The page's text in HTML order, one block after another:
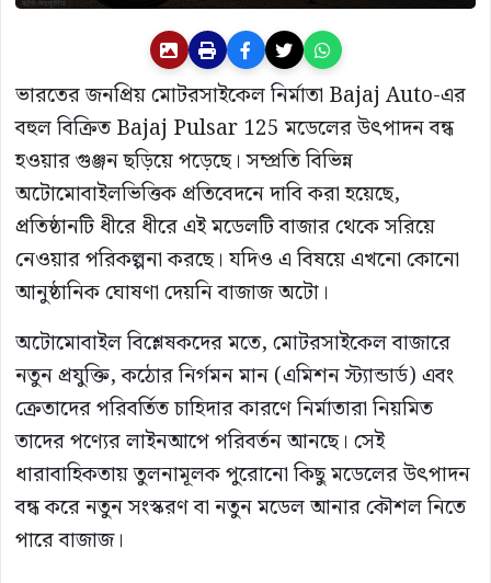
ভারতের জনপ্রিয় মোটরসাইকেল নির্মাতা Bajaj Auto-এর
বহুল বিক্রিত Bajaj Pulsar 125 মডেলের উৎপাদন বন্ধ
হওয়ার গুঞ্জন ছড়িয়ে পড়েছে। সম্প্রতি বিভিন্ন
অটোমোবাইলভিত্তিক প্রতিবেদনে দাবি করা হয়েছে,
প্রতিষ্ঠানটি ধীরে ধীরে এই মডেলটি বাজার থেকে সরিয়ে
নেওয়ার পরিকল্পনা করছে। যদিও এ বিষয়ে এখনো কোনো
আনুষ্ঠানিক ঘোষণা দেয়নি বাজাজ অটো।
অটোমোবাইল বিশ্লেষকদের মতে, মোটরসাইকেল বাজারে
নতুন প্রযুক্তি, কঠোর নির্গমন মান (এমিশন স্ট্যান্ডার্ড) এবং
ক্রেতাদের পরিবর্তিত চাহিদার কারণে নির্মাতারা নিয়মিত
তাদের পণ্যের লাইনআপে পরিবর্তন আনছে। সেই
ধারাবাহিকতায় তুলনামূলক পুরোনো কিছু মডেলের উৎপাদন
বন্ধ করে নতুন সংস্করণ বা নতুন মডেল আনার কৌশল নিতে
পারে বাজাজ।